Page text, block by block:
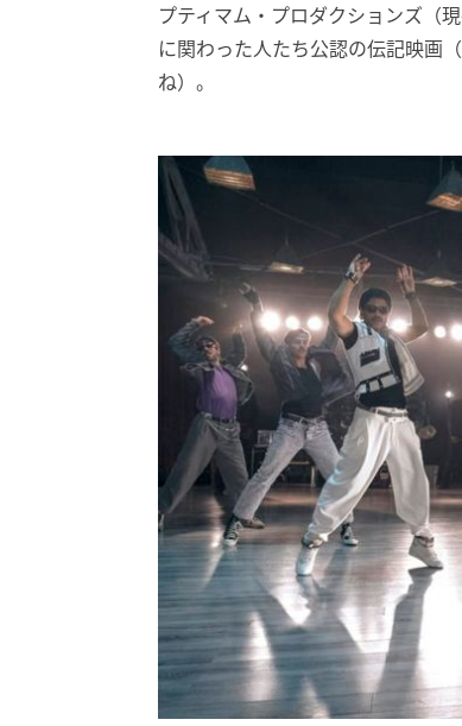
プティマム・プロダクションズ（
に関わった人たち公認の伝記映画
ね）。